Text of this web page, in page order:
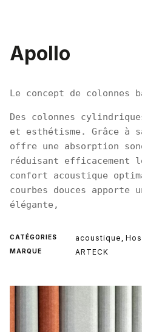
Apollo
Le concept de colonnes
Des colonnes
et esthétisme. Grâce à
offre une absorption
réduisant efficacement
confort acoustique
courbes douces apporte
élégante,
CATÉGORIES acoustique
MARQUE ARTECK